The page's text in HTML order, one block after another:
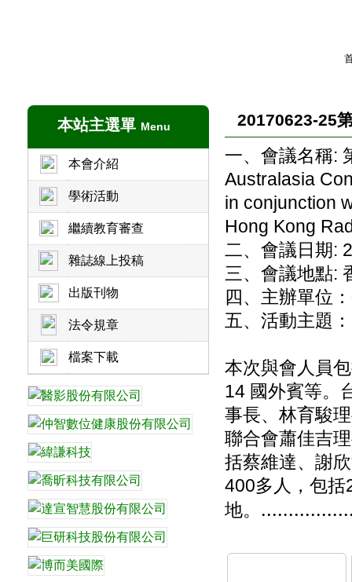
本站主選單 Menu
本會介紹
學術活動
繼續教育審查
雜誌線上投稿
出版刊物
法令規章
檔案下載
20170623-25
一、 會議名稱:
Australasia
in conjunction
Hong Kong
二、會議日期:
三、會議地點:
四、主辦單位
五、活動主題：
本次與會人員
14 國外賓等。
事長、林育駿
聯合會蕭佳吉
括蔡維達、謝
400多人，包括
地。